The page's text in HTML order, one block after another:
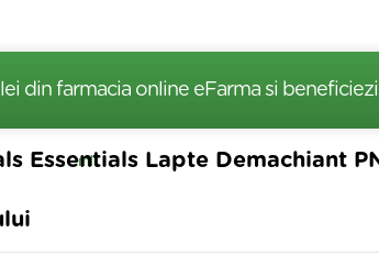
din farmacia online eFarma si
Essentials Lapte Demachiant